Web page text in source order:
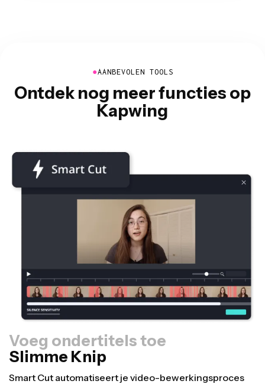
●AANBEVOLEN TOOLS
Ontdek nog meer functies op
Kapwing
Voeg ondertitels toe
Slimme Knip
Formaat aanpassen